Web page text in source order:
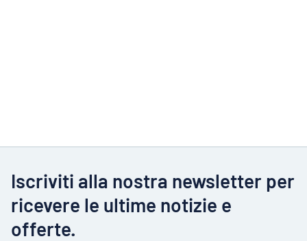
Iscriviti alla nostra newsletter per
ricevere le ultime notizie e
offerte.